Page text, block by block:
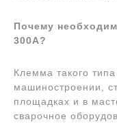
Почему
300А?
Клемма такого
машиностроении,
площадках и в
сварочное